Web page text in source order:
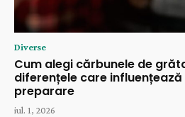
Diverse
Cum alegi cărbunele de
diferențele care
preparare
iul. 1, 2026